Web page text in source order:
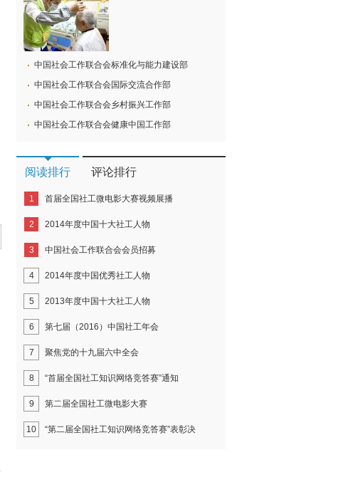
中国社会工作联合会标准化与能力建设部
中国社会工作联合会国际交流合作部
中国社会工作联合会乡村振兴工作部
中国社会工作联合会健康中国工作部
阅读排行 评论排行
1 首届全国社工微电影大赛视频展播
2 2014年度中国十大社工人物
3 中国社会工作联合会会员招募
4 2014年度中国优秀社工人物
5 2013年度中国十大社工人物
6 第七届（2016）中国社工年会
7 聚焦党的十九届六中全会
8 “首届全国社工知识网络竞答赛”通知
9 第二届全国社工微电影大赛
10 “第二届全国社工知识网络竞答赛”表彰决